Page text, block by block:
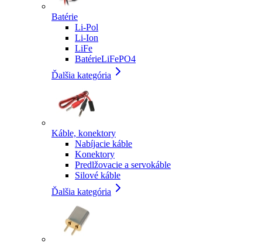
Batérie
Li-Pol
Li-Ion
LiFe
BatérieLiFePO4
Ďalšia kategória
Káble, konektory
Nabíjacie káble
Konektory
Predlžovacie a servokáble
Silové káble
Ďalšia kategória